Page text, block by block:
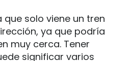
que solo viene un tren
ya que podría
muy cerca. Tener
significar varios